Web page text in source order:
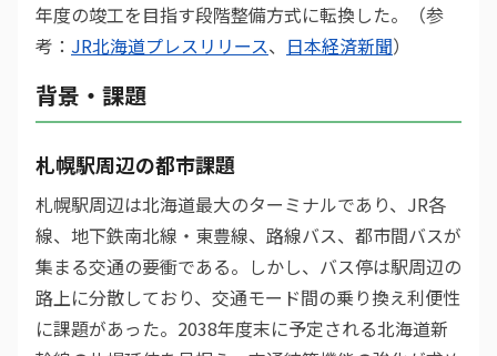
年度の竣工を目指す段階整備方式に転換した。（参
考： JR北海道プレスリリース、 日本経済新聞）
背景・課題
札幌駅周辺の都市課題
札幌駅周辺は北海道最大のターミナルであり、JR各
線、地下鉄南北線・東豊線、路線バス、都市間バスが
集まる交通の要衝である。しかし、バス停は駅周辺の
路上に分散しており、交通モード間の乗り換え利便性
に課題があった。2038年度末に予定される北海道新